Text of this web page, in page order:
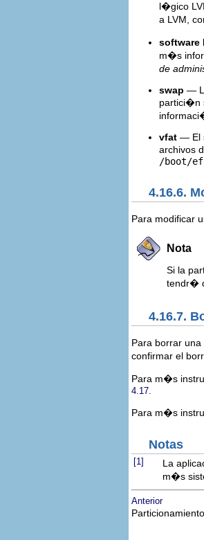
l�gico
a LVM,
software
m�s
de
swap —
partici�n
vfat — El
archivos
/boot/
4.16.6.
Para modificar
Nota
Si la
tendr�
4.16.7.
Para borrar
confirmar el
Para m�s
4.17
Para m�s
Notas
[1] La
m�s
Anterior